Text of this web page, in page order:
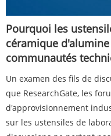
Pourquoi les
céramique
communautés
Un examen des fils de
que ResearchGate, les
d'approvisionnement
sur les ustensiles de